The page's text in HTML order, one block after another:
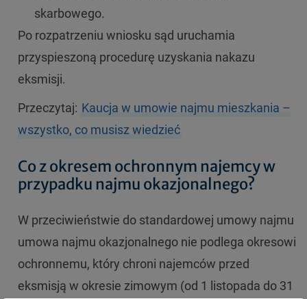
skarbowego.
Po rozpatrzeniu wniosku sąd uruchamia
przyspieszoną procedurę uzyskania nakazu
eksmisji.
Przeczytaj: Kaucja w umowie najmu mieszkania –
wszystko, co musisz wiedzieć
Co z okresem ochronnym najemcy w
przypadku najmu okazjonalnego?
W przeciwieństwie do standardowej umowy najmu
umowa najmu okazjonalnego nie podlega okresowi
ochronnemu, który chroni najemców przed
eksmisją w okresie zimowym (od 1 listopada do 31